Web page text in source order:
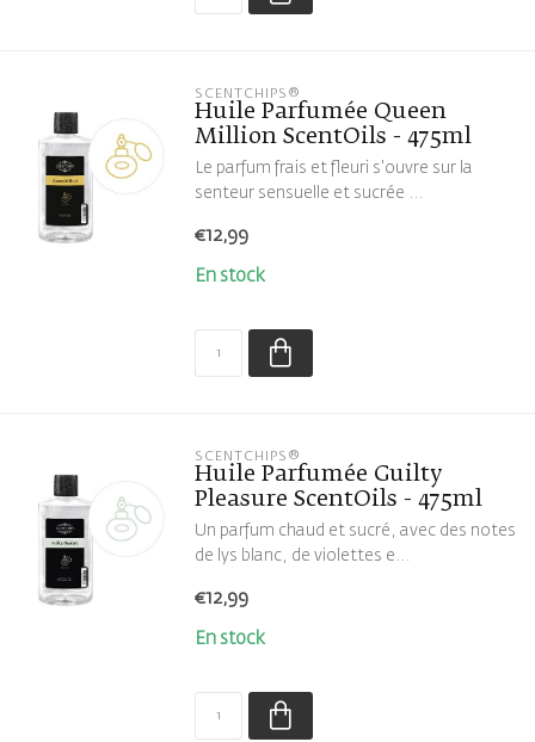
SCENTCHIPS®
Huile Parfumée Queen
Million ScentOils - 475ml
Le parfum frais et fleuri s'ouvre sur la
senteur sensuelle et sucrée ...
€12,99
En stock
SCENTCHIPS®
Huile Parfumée Guilty
Pleasure ScentOils - 475ml
Un parfum chaud et sucré, avec des notes
de lys blanc, de violettes e...
€12,99
En stock